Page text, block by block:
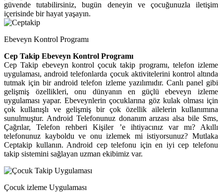
güvende tutabilirsiniz, bugün deneyin ve çocuğunuzla iletişim
içerisinde bir hayat yaşayın.
Ebeveyn Kontrol Programı
Cep Takip Ebeveyn Kontrol Programı
Cep Takip ebeveyn kontrol çocuk takip programı, telefon izleme
uygulaması, android telefonlarda çocuk aktivitelerini kontrol altında
tutmak için bir android telefon izleme yazılımıdır. Canlı panel gibi
gelişmiş özellikleri, onu dünyanın en güçlü ebeveyn izleme
uygulaması yapar. Ebeveynlerin çocuklarına göz kulak olması için
çok kullanışlı ve gelişmiş bir çok özellik ailelerin kullanımına
sunulmuştur. Android Telefonunuz donanım arızası alsa bile Sms,
Çağrılar, Telefon rehberi Kişiler ’e ihtiyacınız var mı? Akıllı
telefonunuz kayboldu ve onu izlemek mi istiyorsunuz? Mutlaka
Ceptakip kullanın. Android cep telefonu için en iyi cep telefonu
takip sistemini sağlayan uzman ekibimiz var.
Çocuk izleme Uygulaması